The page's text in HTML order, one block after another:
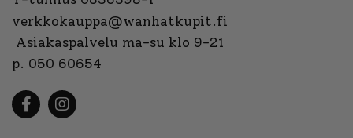
verkkokauppa@wanhatkupit.fi
Asiakaspalvelu ma-su klo 9-21
p. 050 60654